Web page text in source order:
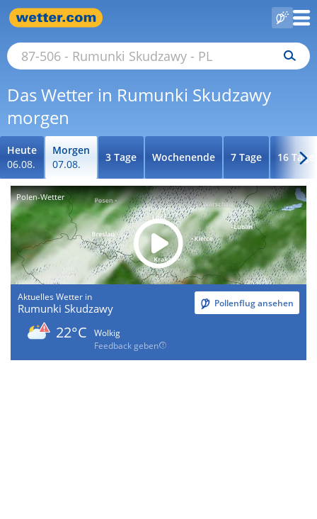
Das Wetter in Rumunki Skudzawy
morgen
Heute
06.08.
Morgen
07.08.
3 Tage Wochenende 7 Tage 16 Tage
Polen-Wetter
Aktuelles Wetter in
Rumunki Skudzawy Pollenflug ansehen
22°C
Wolkig
Feedback geben